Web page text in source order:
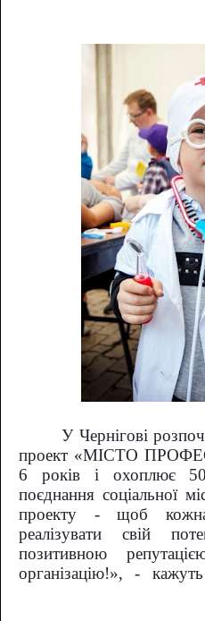
У Чернігові
проект «МІСТО
6 років і охоплює
поєднання соціальної
проекту - щоб
реалізувати свій
позитивною
організацію!», -